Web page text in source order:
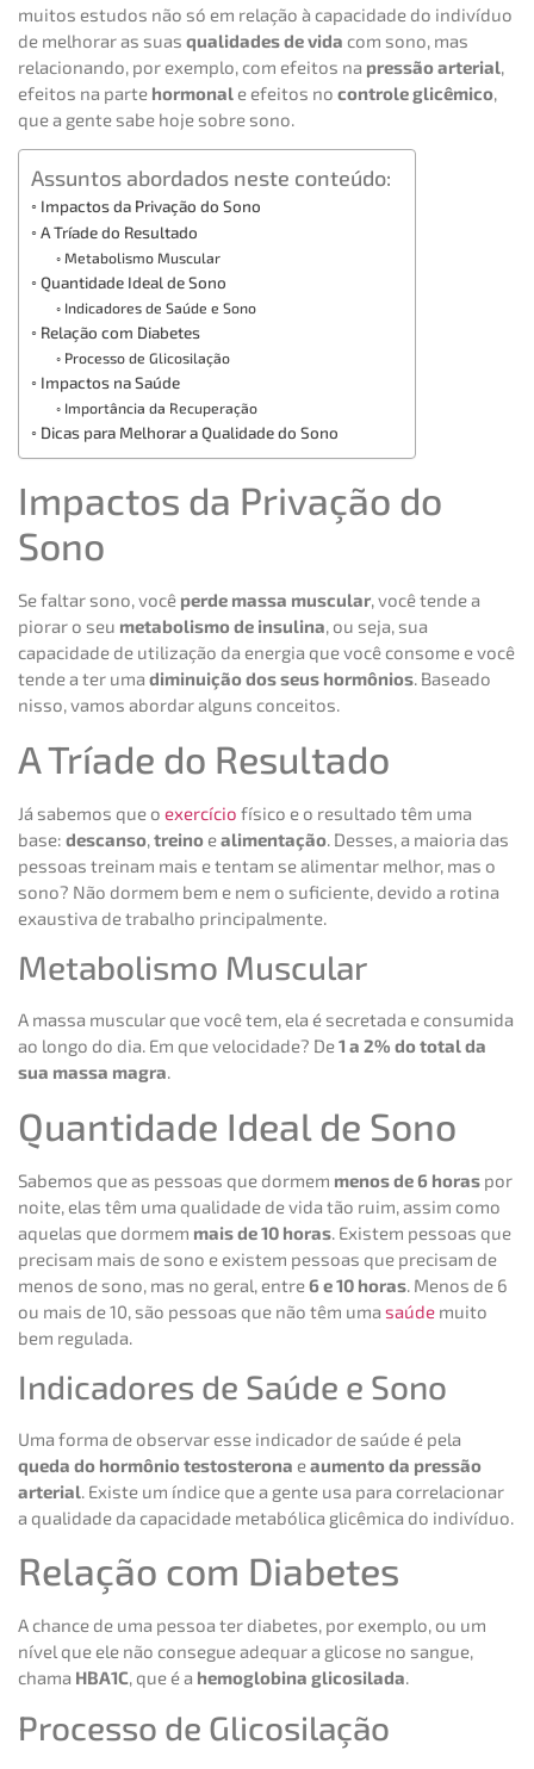
muitos estudos não só em relação à capacidade do indivíduo
de melhorar as suas qualidades de vida com sono, mas
relacionando, por exemplo, com efeitos na pressão arterial,
efeitos na parte hormonal e efeitos no controle glicêmico,
que a gente sabe hoje sobre sono.
Assuntos abordados neste conteúdo:
Impactos da Privação do Sono
A Tríade do Resultado
Metabolismo Muscular
Quantidade Ideal de Sono
Indicadores de Saúde e Sono
Relação com Diabetes
Processo de Glicosilação
Impactos na Saúde
Importância da Recuperação
Dicas para Melhorar a Qualidade do Sono
Impactos da Privação do
Sono
Se faltar sono, você perde massa muscular, você tende a
piorar o seu metabolismo de insulina, ou seja, sua
capacidade de utilização da energia que você consome e você
tende a ter uma diminuição dos seus hormônios. Baseado
nisso, vamos abordar alguns conceitos.
A Tríade do Resultado
Já sabemos que o exercício físico e o resultado têm uma
base: descanso,treino ealimentação. Desses, a maioria das
pessoas treinam mais e tentam se alimentar melhor, mas o
sono? Não dormem bem e nem o suficiente, devido a rotina
exaustiva de trabalho principalmente.
Metabolismo Muscular
A massa muscular que você tem, ela é secretada e consumida
ao longo do dia. Em que velocidade? De1 a 2% do total da
sua massa magra.
Quantidade Ideal de Sono
Sabemos que as pessoas que dormem menos de 6 horas por
noite, elas têm uma qualidade de vida tão ruim, assim como
aquelas que dormem mais de 10 horas . Existem pessoas que
precisam mais de sono e existem pessoas que precisam de
menos de sono, mas no geral, entre6 e 10 horas . Menos de 6
ou mais de 10, são pessoas que não têm uma saúde muito
bem regulada.
Indicadores de Saúde e Sono
Uma forma de observar esse indicador de saúde é pela
queda do hormônio testosterona eaumento da pressão
arterial. Existe um índice que a gente usa para correlacionar
a qualidade da capacidade metabólica glicêmica do indivíduo.
Relação com Diabetes
A chance de uma pessoa ter diabetes, por exemplo, ou um
nível que ele não consegue adequar a glicose no sangue,
chama HBA1C, que é a hemoglobina glicosilada.
Processo de Glicosilação